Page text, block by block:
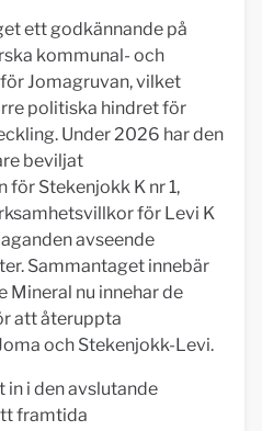
ett godkännande på
kommunal- och
Jomagruvan, vilket
politiska hindret för
Under 2026 har den
beviljat
Stekenjokk K nr 1,
för Levi K
avseende
Sammantaget innebär
Mineral nu innehar de
att återuppta
och Stekenjokk-Levi.
i den avslutande
framtida